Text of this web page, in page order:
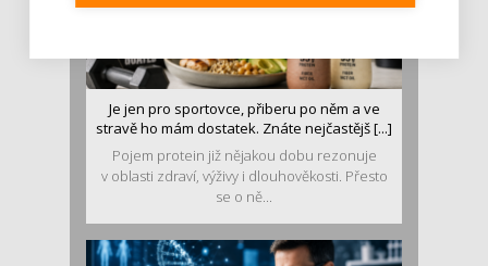
Je jen pro sportovce, přiberu po něm a ve
stravě ho mám dostatek. Znáte nejčastějš [...]
Pojem protein již nějakou dobu rezonuje
v oblasti zdraví, výživy i dlouhověkosti. Přesto
se o ně...